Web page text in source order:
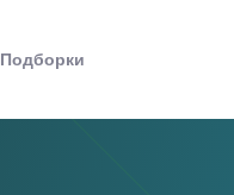
Подборки